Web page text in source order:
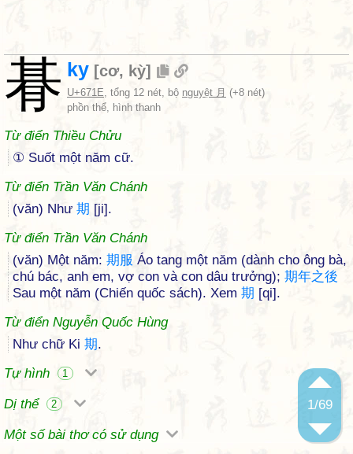
1/69
朞 ky [cơ, kỳ]
U+671E, tổng 12 nét, bộ nguyệt 月 (+8 nét)
phồn thể, hình thanh
Từ điển Thiều Chửu
① Suốt một năm cữ.
Từ điển Trần Văn Chánh
(văn) Như 期 [ji].
Từ điển Trần Văn Chánh
(văn) Một năm: 期服 Áo tang một năm (dành cho ông bà,
chú bác, anh em, vợ con và con dâu trưởng); 期年之後
Sau một năm (Chiến quốc sách). Xem 期 [qi].
Từ điển Nguyễn Quốc Hùng
Như chữ Ki 期.
Tự hình
1
Dị thể 2
Một số bài thơ có sử dụng